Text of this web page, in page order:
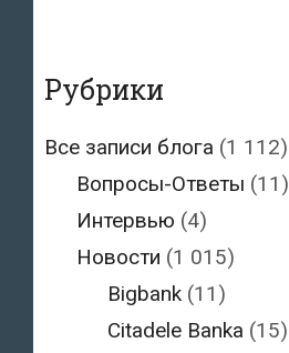
Рубрики
Все записи блога (1 112)
Вопросы-Ответы (11)
Интервью (4)
Новости (1 015)
Bigbank (11)
Citadele Banka (15)